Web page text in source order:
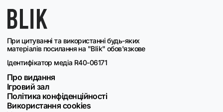
При цитуванні та використанні будь-яких
матеріалів посилання на "Blik" обов'язкове
Ідентифікатор медіа R40-06171
Про видання
Ігровий зал
Політика конфіденційності
Використання cookies